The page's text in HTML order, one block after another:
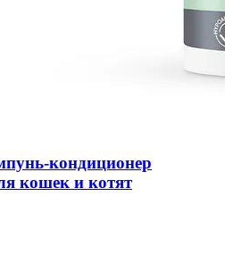
кондиционер
кошек и котят